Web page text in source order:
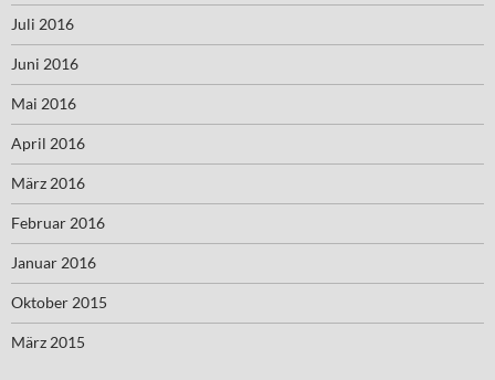
Juli 2016
Juni 2016
Mai 2016
April 2016
März 2016
Februar 2016
Januar 2016
Oktober 2015
März 2015